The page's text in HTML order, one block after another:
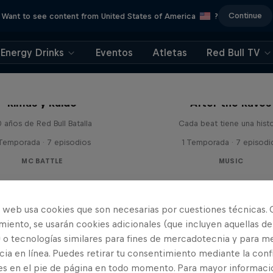
Want to see content from United States of America ? Continue
Energy Drinks Eventos Atletas Red Bull TV
Rimas y Ruido
años de Red Bull Batalla
· 7 episodios
MC BATTLE
After the Raves
Cada beat tiene una
1 Temporada · 7
MUSIC
web usa cookies que son necesarias por cuestiones técnicas.
se usarán cookies adicionales (que incluyen aquellas de
tecnologías similares para fines de mercadotecnia y para
en línea. Puedes retirar tu consentimiento mediante la
en el pie de página en todo momento. Para mayor